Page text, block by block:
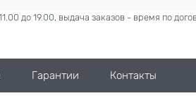
до 19.00, выдача заказов - время по
Гарантии Контакты